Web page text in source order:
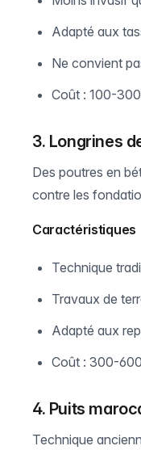
Adapté aux
Ne convient
Coût : 100-
3. Longrines
Des poutres en
contre les
Caractéristiques
Technique
Travaux de
Adapté aux
Coût : 300-
4. Puits
Technique